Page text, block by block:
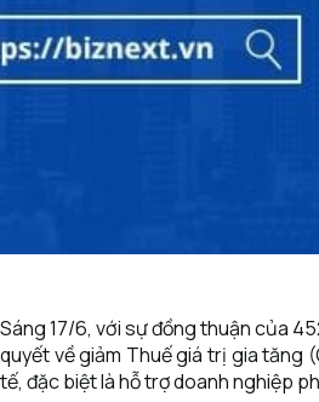
Sáng 17/6, với sự đồng thuận của
quyết về giảm Thuế giá trị gia tăng
tế, đặc biệt là hỗ trợ doanh nghiệp